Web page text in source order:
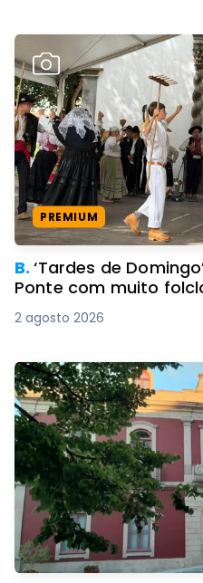
PREMIUM
B.‘Tardes de
Ponte com muito
2 agosto 2026